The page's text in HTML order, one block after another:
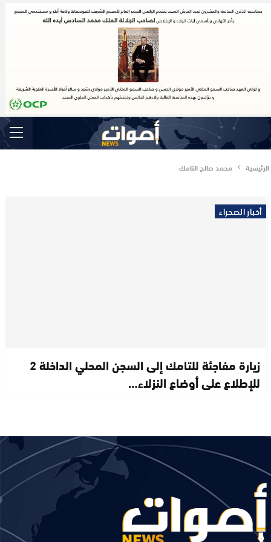
الرئيسية محمد صالح التامك
أخبار الصحراء
زيارة مفاجئة للتامك إلى السجن المحلي الداخلة 2
للإطلاع على أوضاع النزلاء…